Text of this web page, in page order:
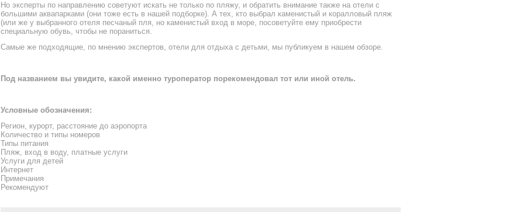
Но эксперты по направлению советуют искать не только по пляжу, и обратить внимание также на отели с
большими аквапарками (они тоже есть в нашей подборке). А тех, кто выбрал каменистый и коралловый пляж
(или же у выбранного отеля песчаный пля, но каменистый вход в море, посоветуйте ему приобрести
специальную обувь, чтобы не пораниться.
Самые же подходящие, по мнению экспертов, отели для отдыха с детьми, мы публикуем в нашем обзоре.
Под названием вы увидите, какой именно туроператор порекомендовал тот или иной отель.
Условные обозначения:
Регион, курорт, расстояние до аэропорта
Количество и типы номеров
Типы питания
Пляж, вход в воду, платные услуги
Услуги для детей
Интернет
Примечания
Рекомендуют